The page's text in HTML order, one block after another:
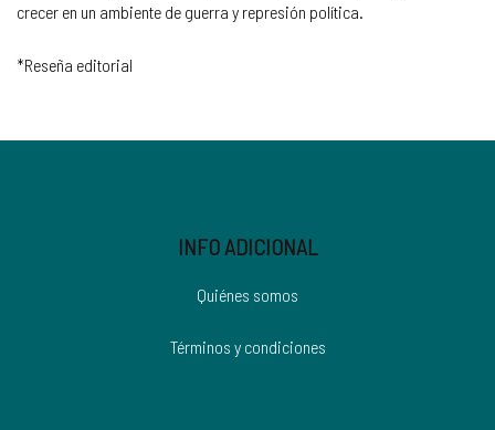
crecer en un ambiente de guerra y represión política.
*Reseña editorial
INFO ADICIONAL
Quiénes somos
Términos y condiciones